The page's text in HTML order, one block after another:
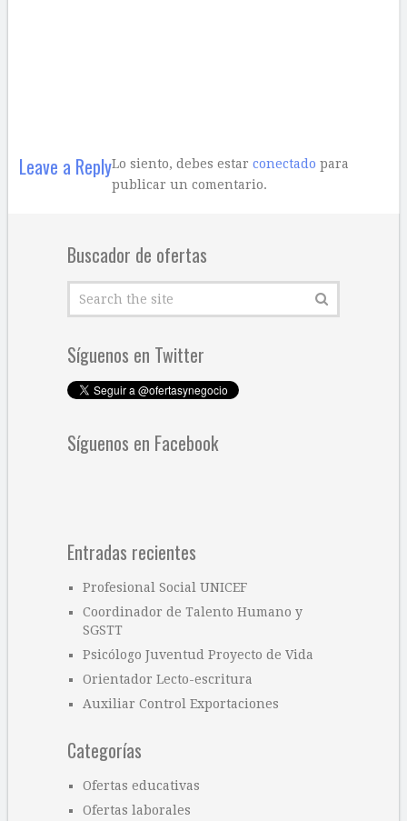
Leave a ReplyLo siento, debes estar conectado para
publicar un comentario.
Buscador de ofertas
Síguenos en Twitter
Síguenos en Facebook
Entradas recientes
Profesional Social UNICEF
Coordinador de Talento Humano y
SGSTT
Psicólogo Juventud Proyecto de Vida
Orientador Lecto-escritura
Auxiliar Control Exportaciones
Categorías
Ofertas educativas
Ofertas laborales